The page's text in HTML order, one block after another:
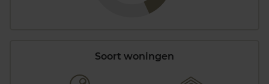
Soort woningen